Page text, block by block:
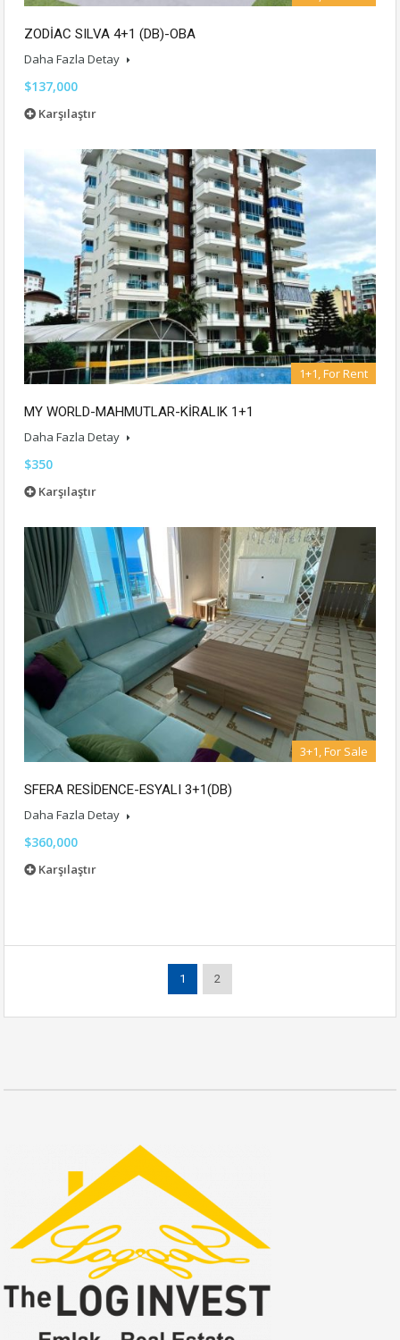
ZODİAC SILVA 4+1 (DB)-OBA
Daha Fazla Detay
$137,000
Karşılaştır
1+1, For Rent
MY WORLD-MAHMUTLAR-KİRALIK 1+1
Daha Fazla Detay
$350
Karşılaştır
3+1, For Sale
SFERA RESİDENCE-ESYALI 3+1(DB)
Daha Fazla Detay
$360,000
Karşılaştır
1 2